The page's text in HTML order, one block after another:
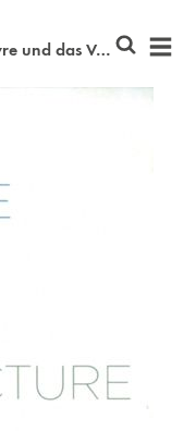
» Zeitschrift / Henri Lefebvre und das Vergnügen an der Architektur